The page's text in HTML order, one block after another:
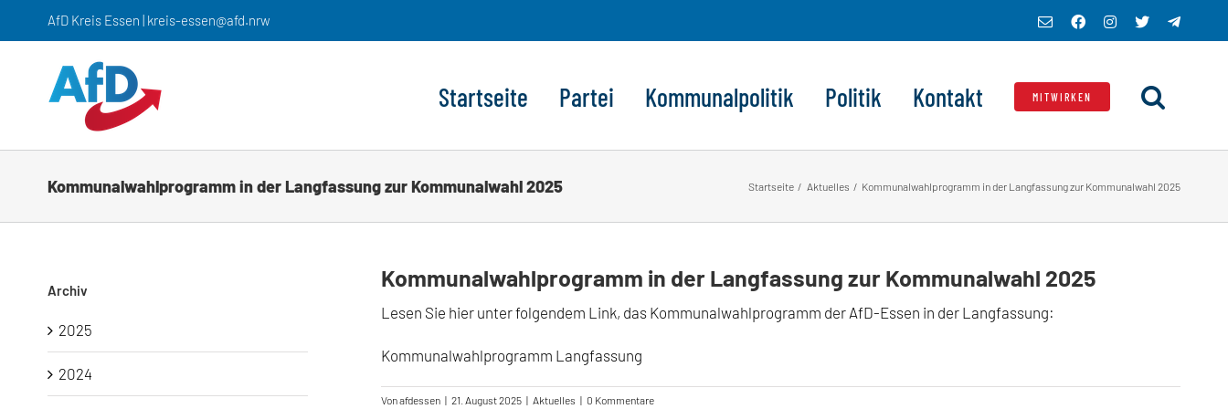
AfD Kreis Essen | kreis-essen@afd.nrw
E-
FacebookInstagram
X
Startseite Partei Kommunalpolitik Politik Kontakt MITWIRKEN
Kommunalwahlprogramm in der Langfassung zur Kommunalwahl 2025 Startseite Aktuelles Kommunalwahlprogramm in der Langfassung zur Kommunalwahl 2025
Kommunalwahlprogramm in der Langfassung zur Kommunalwahl 2025
Lesen Sie hier unter folgendem Link, das Kommunalwahlprogramm der AfD-Essen in der Langfassung:
Kommunalwahlprogramm Langfassung
Vonafdessen | 21. August 2025 | Aktuelles | 0 Kommentare
Archiv
2025
2024